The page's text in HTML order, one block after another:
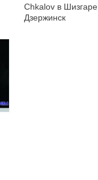
Chkalov в Шизгаре
Дзержинск